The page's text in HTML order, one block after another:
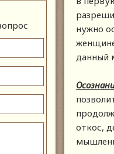
нужно
данный
откос,